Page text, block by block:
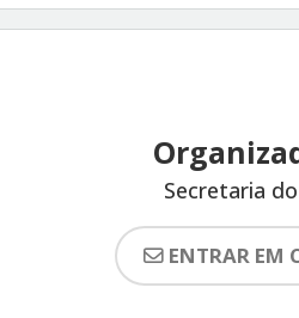
Secretaria
ENTRAR EM